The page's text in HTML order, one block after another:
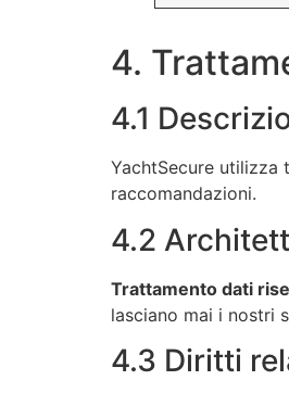
4.
4.1
YachtSecure utilizza
raccomandazioni.
4.2
Trattamento dati
lasciano mai i nostri
4.3 Diritti